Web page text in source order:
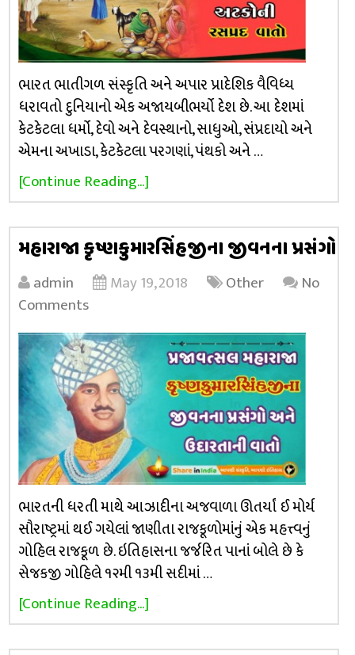
ભારત ભાતીગળ સંસ્કૃતિ અને અપાર પ્રાદેશિક વૈવિધ્ય
ધરાવતો દુનિયાનો એક અજાયબીભર્યો દેશ છે. આ દેશમાં
કેટકેટલા ધર્મો, દેવો અને દેવસ્થાનો, સાધુઓ, સંપ્રદાયો અને
એમના અખાડા, કેટકેટલા પરગણાં, પંથકો અને …
[Continue Reading...]
મહારાજા કૃષ્ણકુમારસિંહજીના જીવનના પ્રસંગો
admin May 19, 2018 Other
No
Comments
ભારતની ધરતી માથે આઝાદીના અજવાળા ઊતર્યાં ઈ મોર્ય
સૌરાષ્ટ્રમાં થઈ ગયેલાં જાણીતા રાજકૂળોમાંનું એક મહત્ત્વનું
ગોહિલ રાજકૂળ છે. ઇતિહાસના જર્જરિત પાનાં બોલે છે કે
સેજકજી ગોહિલે ૧૨મી ૧૩મી સદીમાં …
[Continue Reading...]